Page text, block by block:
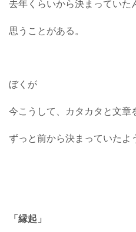
去年くらいから決まっていた
思うことがある。
ぼくが
今こうして、カタカタと文章
ずっと前から決まっていたよ
「縁起」